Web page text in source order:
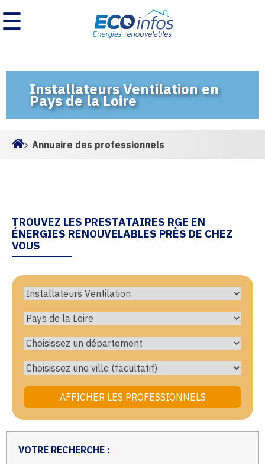
☰
Installateurs Ventilation en
Pays de la Loire
> Annuaire des professionnels
TROUVEZ LES PRESTATAIRES RGE EN
ÉNERGIES RENOUVELABLES PRÈS DE CHEZ
VOUS
VOTRE RECHERCHE :